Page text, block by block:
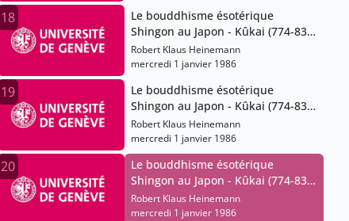
18
Le bouddhisme ésotérique
Shingon au Japon - Kûkai (774-835)
et ses successeurs
Robert Klaus Heinemann
mercredi 1 janvier 1986
19
Le bouddhisme ésotérique
Shingon au Japon - Kûkai (774-835)
et ses successeurs
Robert Klaus Heinemann
mercredi 1 janvier 1986
20
Le bouddhisme ésotérique
Shingon au Japon - Kûkai (774-835)
et ses successeurs
Robert Klaus Heinemann
mercredi 1 janvier 1986